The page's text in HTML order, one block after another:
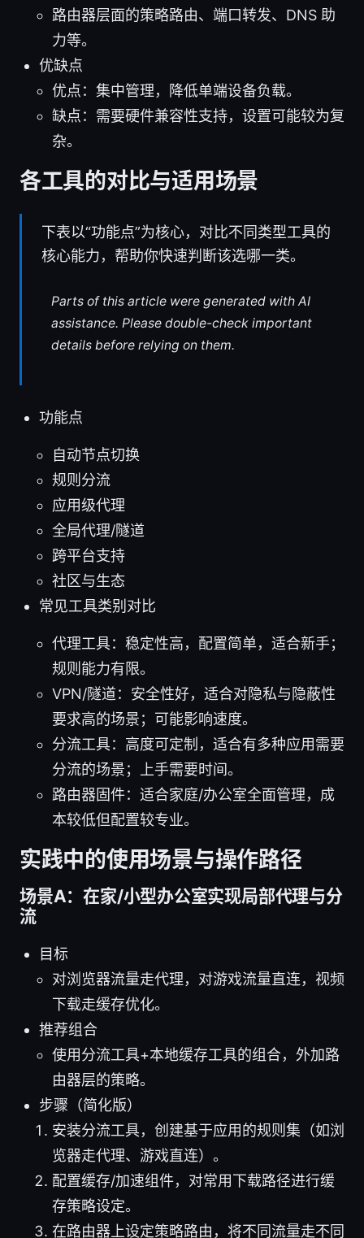
路由器层面的策略路由、端口转发、DNS 助
力等。
优缺点
优点：集中管理，降低单端设备负载。
缺点：需要硬件兼容性支持，设置可能较为复
杂。
各工具的对比与适用场景
下表以“功能点”为核心，对比不同类型工具的
核心能力，帮助你快速判断该选哪一类。
Parts of this article were generated with AI
assistance. Please double-check important
details before relying on them.
功能点
自动节点切换
规则分流
应用级代理
全局代理/隧道
跨平台支持
社区与生态
常见工具类别对比
代理工具：稳定性高，配置简单，适合新手；
规则能力有限。
VPN/隧道：安全性好，适合对隐私与隐蔽性
要求高的场景；可能影响速度。
分流工具：高度可定制，适合有多种应用需要
分流的场景；上手需要时间。
路由器固件：适合家庭/办公室全面管理，成
本较低但配置较专业。
实践中的使用场景与操作路径
场景A：在家/小型办公室实现局部代理与分
流
目标
对浏览器流量走代理，对游戏流量直连，视频
下载走缓存优化。
推荐组合
使用分流工具+本地缓存工具的组合，外加路
由器层的策略。
步骤（简化版）
安装分流工具，创建基于应用的规则集（如浏
览器走代理、游戏直连）。
配置缓存/加速组件，对常用下载路径进行缓
存策略设定。
在路由器上设定策略路由，将不同流量走不同